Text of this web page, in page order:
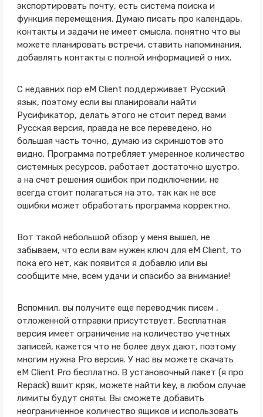
экспортировать почту, есть система поиска и
функция перемещения. Думаю писать про календарь,
контакты и задачи не имеет смысла, понятно что вы
можете планировать встречи, ставить напоминания,
добавлять контакты с полной информацией о них.
C недавних пор eM Client поддерживает Русский
язык, поэтому если вы планировали найти
Русификатор, делать этого не стоит перед вами
Русская версия, правда не все переведено, но
большая часть точно, думаю из скриншотов это
видно. Программа потребляет умеренное количество
системных ресурсов, работает достаточно шустро,
а на счет решения ошибок при подключении, не
всегда стоит полагаться на это, так как не все
ошибки может обработать программа корректно.
Вот такой небольшой обзор у меня вышел, не
забываем, что если вам нужен ключ для eM Client, то
пока его нет, как появится я добавлю или вы
сообщите мне, всем удачи и спасибо за внимание!
Вспомнил, вы получите еще переводчик писем ,
отложенной отправки присутствует. Бесплатная
версия имеет ограничение на количество учетных
записей, кажется что не более двух дают, поэтому
многим нужна Pro версия. У нас вы можете скачать
eM Client Pro бесплатно. В установочный пакет (я про
Repack) вшит кряк, можете найти key, в любом случае
лимиты будут сняты. Вы сможете добавить
неограниченное количество ящиков и использовать